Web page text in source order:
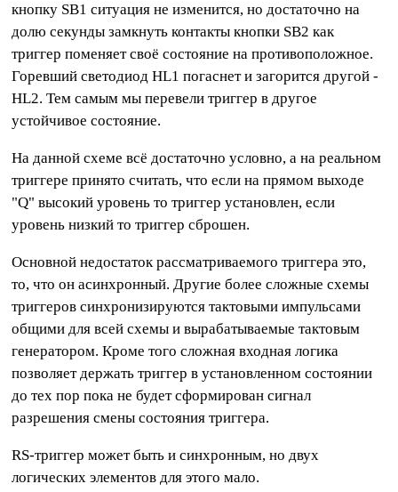
кнопку SB1 ситуация не изменится, но достаточно на
долю секунды замкнуть контакты кнопки SB2 как
триггер поменяет своё состояние на противоположное.
Горевший светодиод HL1 погаснет и загорится другой -
HL2. Тем самым мы перевели триггер в другое
устойчивое состояние.
На данной схеме всё достаточно условно, а на реальном
триггере принято считать, что если на прямом выходе
"Q" высокий уровень то триггер установлен, если
уровень низкий то триггер сброшен.
Основной недостаток рассматриваемого триггера это,
то, что он асинхронный. Другие более сложные схемы
триггеров синхронизируются тактовыми импульсами
общими для всей схемы и вырабатываемые тактовым
генератором. Кроме того сложная входная логика
позволяет держать триггер в установленном состоянии
до тех пор пока не будет сформирован сигнал
разрешения смены состояния триггера.
RS-триггер может быть и синхронным, но двух
логических элементов для этого мало.